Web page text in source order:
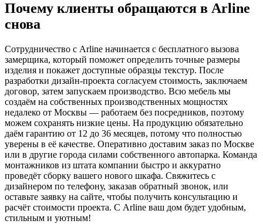
Почему клиенты обращаются в Arline
снова
Сотрудничество с Arline начинается с бесплатного вызова
замерщика, который поможет определить точные размеры
изделия и покажет доступные образцы текстур. После
разработки дизайн-проекта согласуем стоимость, заключаем
договор, затем запускаем производство. Всю мебель мы
создаём на собственных производственных мощностях
недалеко от Москвы — работаем без посредников, поэтому
можем сохранять низкие цены. На продукцию обязательно
даём гарантию от 12 до 36 месяцев, потому что полностью
уверены в её качестве. Оперативно доставим заказ по Москве
или в другие города силами собственного автопарка. Команда
монтажников из штата компании быстро и аккуратно
проведёт сборку вашего нового шкафа. Свяжитесь с
дизайнером по телефону, заказав обратный звонок, или
оставьте заявку на сайте, чтобы получить консультацию и
расчёт стоимости проекта. С Arline ваш дом будет удобным,
стильным и уютным!